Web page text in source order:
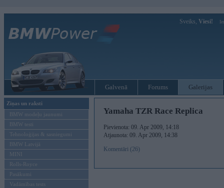
Sveiks, Viesi!
Galvenā Forums Galerijas
Ziņas un raksti
BMW modeļu jaunumi
BMW testi
Tehnoloģijas & sasniegumi
BMW Latvijā
MINI
Rolls-Royce
Pasākumi
Vadāmības tests
Yamaha TZR Race Replica
Pievienota: 09. Apr 2009, 14:18
Atjaunota: 09. Apr 2009, 14:38
Komentāri (26)